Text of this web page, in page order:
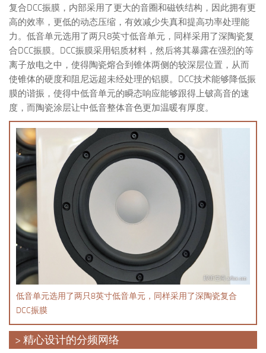
复合DCC振膜，内部采用了更大的音圈和磁铁结构，因此拥有更
高的效率，更低的动态压缩，有效减少失真和提高功率处理能
力。低音单元选用了两只8英寸低音单元，同样采用了深陶瓷复
合DCC振膜。DCC振膜采用铝质材料，然后将其暴露在强烈的等
离子放电之中，使得陶瓷熔合到锥体两侧的较深层位置，从而
使锥体的硬度和阻尼远超未经处理的铝膜。DCC技术能够降低振
膜的谐振，使得中低音单元的瞬态响应能够跟得上铍高音的速
度，而陶瓷涂层让中低音整体音色更加温暖有厚度。
低音单元选用了两只8英寸低音单元，同样采用了深陶瓷复合
DCC振膜
> 精心设计的分频网络